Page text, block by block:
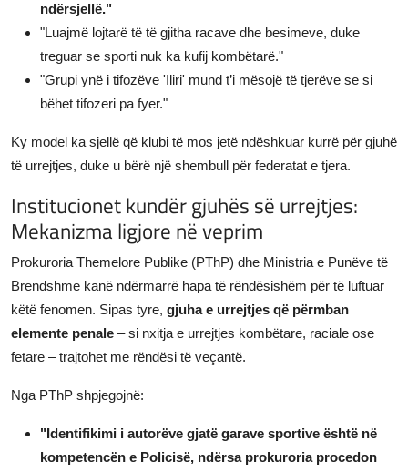
ndërsjellë."
"Luajmë lojtarë të të gjitha racave dhe besimeve, duke
treguar se sporti nuk ka kufij kombëtarë."
"Grupi ynë i tifozëve 'Iliri' mund t’i mësojë të tjerëve se si
bëhet tifozeri pa fyer."
Ky model ka sjellë që klubi të mos jetë ndëshkuar kurrë për gjuhë
të urrejtjes, duke u bërë një shembull për federatat e tjera.
Institucionet kundër gjuhës së urrejtjes:
Mekanizma ligjore në veprim
Prokuroria Themelore Publike (PThP) dhe Ministria e Punëve të
Brendshme kanë ndërmarrë hapa të rëndësishëm për të luftuar
këtë fenomen. Sipas tyre, gjuha e urrejtjes që përmban
elemente penale – si nxitja e urrejtjes kombëtare, raciale ose
fetare – trajtohet me rëndësi të veçantë.
Nga PThP shpjegojnë:
"Identifikimi i autorëve gjatë garave sportive është në
kompetencën e Policisë, ndërsa prokuroria procedon